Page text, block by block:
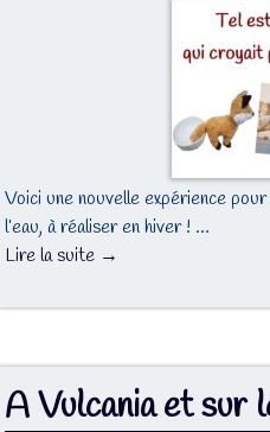
Voici une nouvelle expérience
l’eau, à réaliser en hiver ! …
Lire la suite →
A Vulcania et sur